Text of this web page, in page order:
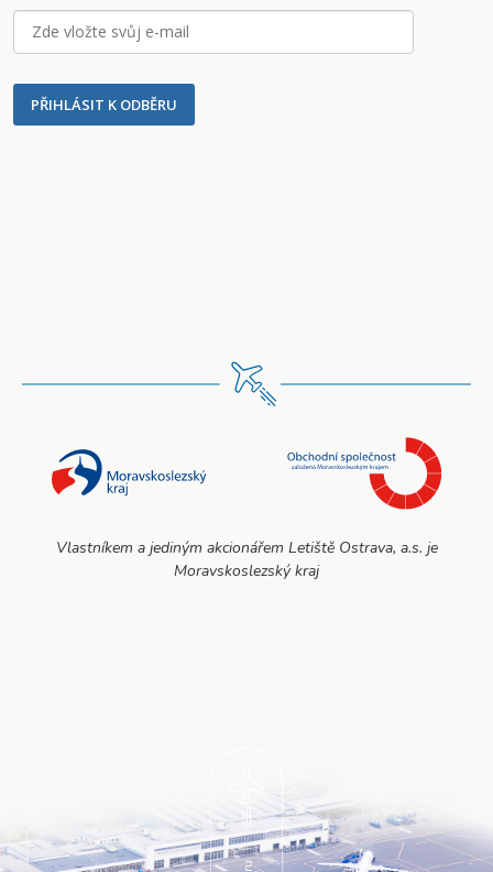
PŘIHLÁSIT K ODBĚRU
Vlastníkem a jediným akcionářem Letiště Ostrava, a.s. je
Moravskoslezský kraj